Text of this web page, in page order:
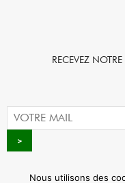
RECEVEZ
Nous utilisons des